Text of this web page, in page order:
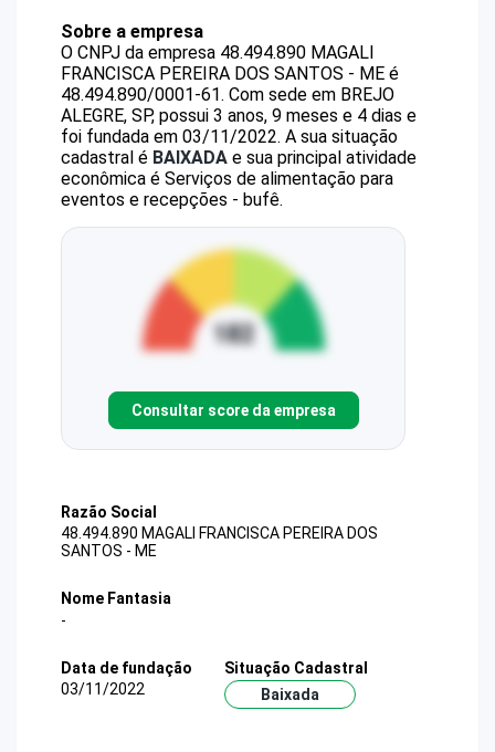
Sobre a empresa
O CNPJ da empresa 48.494.890 MAGALI
FRANCISCA PEREIRA DOS SANTOS - ME é
48.494.890/0001-61. Com sede em BREJO
ALEGRE, SP, possui 3 anos, 9 meses e 4 dias e
foi fundada em 03/11/2022. A sua situação
cadastral é BAIXADA e sua principal atividade
econômica é Serviços de alimentação para
eventos e recepções - bufê.
Consultar score da empresa
Razão Social
48.494.890 MAGALI FRANCISCA PEREIRA DOS
SANTOS - ME
Nome Fantasia
-
Data de fundação
03/11/2022
Situação Cadastral
Baixada